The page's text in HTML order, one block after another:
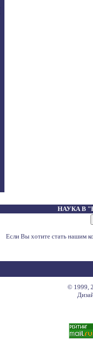
НАУКА В
Если Вы хотите стать нашим
© 1999,